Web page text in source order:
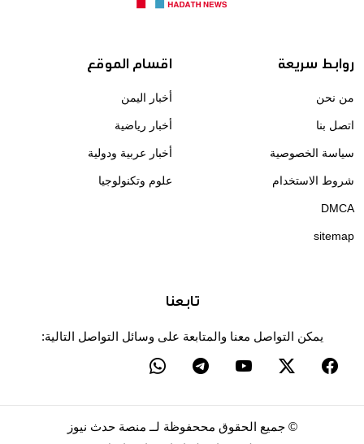
روابط سريعة
من نحن
اتصل بنا
سياسة الخصوصية
شروط الاستخدام
DMCA
sitemap
اقسام الموقع
أخبار اليمن
أخبار رياضية
أخبار عربية ودولية
علوم وتكنولوجيا
تابعنا
يمكن التواصل معنا والمتابعة على وسائل التواصل التالية:
© جميع الحقوق مححفوظة لــ منصة حدث نيوز